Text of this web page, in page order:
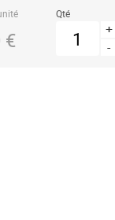
€
Qté
+
-